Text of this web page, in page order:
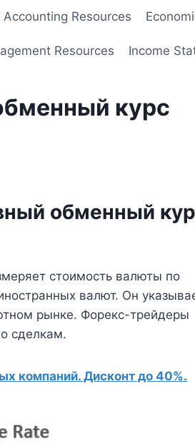
Accounting Resources
Resources Income
курс
обменный
стоимость валюты по
валют. Он
рынке. Форекс-трейдеры
сделкам.
компаний. Дисконт до 40%.